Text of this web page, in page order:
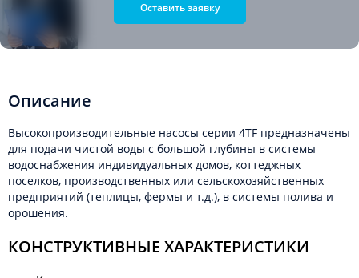
Оставить заявку
Описание
Высокопроизводительные насосы серии 4TF предназначены
для подачи чистой воды с большой глубины в системы
водоснабжения индивидуальных домов, коттеджных
поселков, производственных или сельскохозяйственных
предприятий (теплицы, фермы и т.д.), в системы полива и
орошения.
КОНСТРУКТИВНЫЕ ХАРАКТЕРИСТИКИ